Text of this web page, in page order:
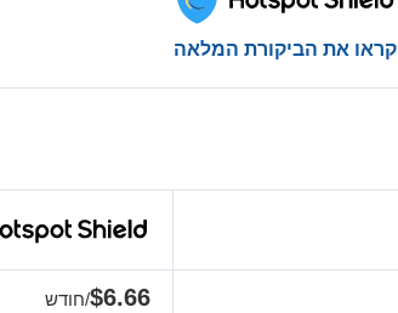
קראו את הביקורת המלאה
$6.66/חודש